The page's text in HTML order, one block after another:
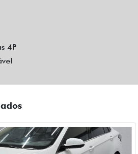
Mais informações